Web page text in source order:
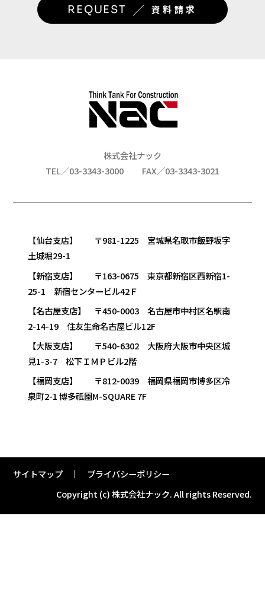
REQUEST ／ 資料請求
株式会社ナック
TEL／03-3343-3000
FAX／03-3343-3021
【仙台支店】 〒981-1225 宮城県名取市飯野坂字
土城堀29-1
【新宿支店】 〒163-0675 東京都新宿区西新宿1-
25-1 新宿センタービル42Ｆ
【名古屋支店】 〒450-0003 名古屋市中村区名駅南
2-14-19 住友生命名古屋ビル12F
【大阪支店】 〒540-6302 大阪府大阪市中央区城
見1-3-7 松下ＩＭＰビル2階
【福岡支店】 〒812-0039 福岡県福岡市博多区冷
泉町2-1 博多祇園M-SQUARE 7F
サイトマップ
プライバシーポリシー
Copyright (c) 株式会社ナック.All rights Reserved.